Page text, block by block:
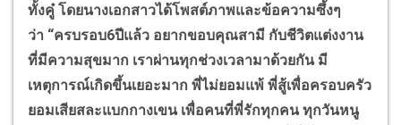
ทั้งคู๋ โดยนางเอกสาวได้โพสต์ภาพและข้อความซึ้งๆ
ว่า “ครบรอบ6ปีแล้ว อยากขอบคุณสามี กับชีวิตแต่งงาน
ที่มีความสุขมาก เราผ่านทุกช่วงเวลามาด้วยกัน มี
เหตุการณ์เกิดขึ้นเยอะมาก พี่ไม่ยอมแพ้ พี่สู้เพื่อครอบครัว
ยอมเสียสละแบกกางเขน เพื่อคนที่พี่รักทุกคน ทุกวันหนู